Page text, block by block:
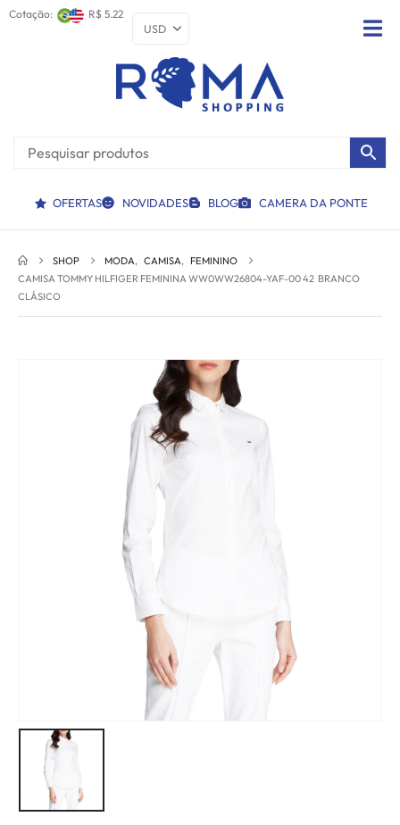
Cotação: R$ 5.22
OFERTAS NOVIDADES BLOG CAMERA DA PONTE
SHOP MODA, CAMISA, FEMININO
CAMISA TOMMY HILFIGER FEMININA WW0WW26804-YAF-00 42  BRANCO
CLÁSICO